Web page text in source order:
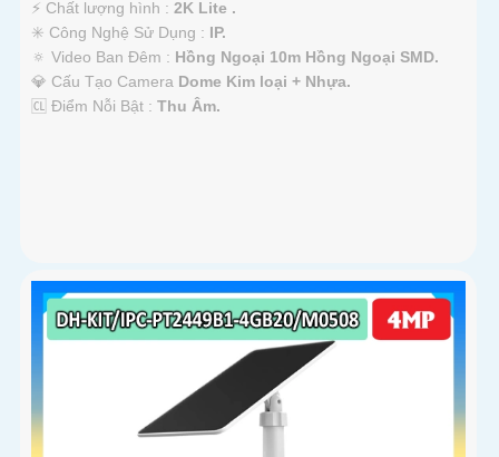
️⚡ Chất lượng hình : 2K Lite .
✳️ Công Nghệ Sử Dụng : IP.
🔅 Video Ban Đêm : Hồng Ngoại 10m Hồng Ngoại SMD.
💎 Cấu Tạo Camera Dome Kim loại + Nhựa.
️🆑 Điểm Nỗi Bật : Thu Âm.